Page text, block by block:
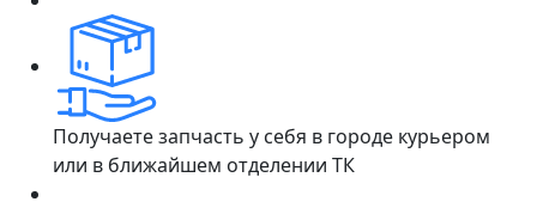
Получаете запчасть у себя в городе курьером
или в ближайшем отделении ТК